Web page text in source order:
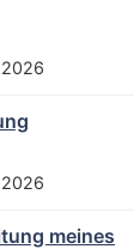
meines